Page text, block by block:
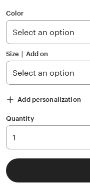
5
stars
Color
Size ∣ Add on
Add personalization
Quantity